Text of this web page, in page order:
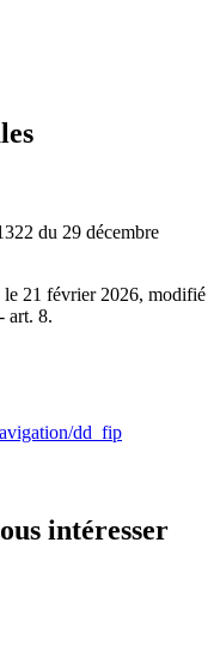
du 29 décembre
21 février 2026, modifié
art. 8.
dd_fip
intéresser